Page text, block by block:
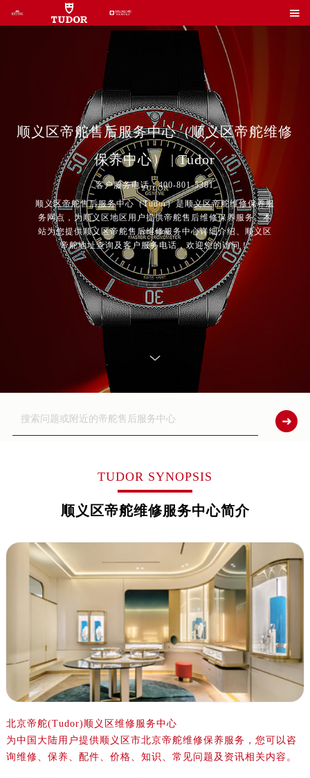

顺义区帝舵售后服务中心（顺义区帝舵维修
保养中心） | Tudor
客户服务电话：400-801-5381
顺义区帝舵售后服务中心（Tudor）是顺义区帝舵维修保养服
务网点，为顺义区地区用户提供帝舵售后维修保养服务。本
站为您提供顺义区帝舵售后维修服务中心详细介绍、顺义区
帝舵地址查询及客户服务电话，欢迎您的访问！
TUDOR SYNOPSIS
顺义区帝舵维修服务中心简介
北京帝舵(Tudor)顺义区维修服务中心
为中国大陆用户提供顺义区市北京帝舵维修保养服务，您可以咨
询维修、保养、配件、价格、知识、常见问题及资讯相关内容。